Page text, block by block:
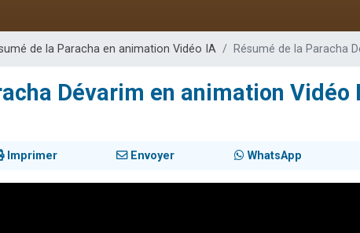
de la Paracha en animation Vidéo IA Résumé de la Paracha
Dévarim en animation Vidéo
Imprimer Envoyer WhatsApp